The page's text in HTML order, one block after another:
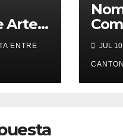
Arte
ENTRE JUL